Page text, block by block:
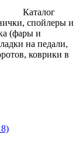
Каталог